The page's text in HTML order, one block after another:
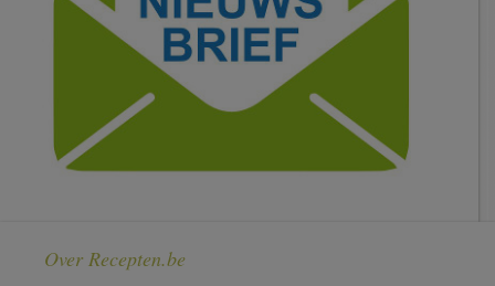
Over Recepten.be